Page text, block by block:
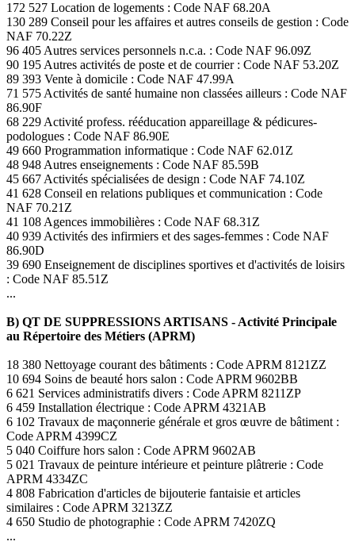
172 527 Location de logements : Code NAF 68.20A
130 289 Conseil pour les affaires et autres conseils de gestion : Code
NAF 70.22Z
96 405 Autres services personnels n.c.a. : Code NAF 96.09Z
90 195 Autres activités de poste et de courrier : Code NAF 53.20Z
89 393 Vente à domicile : Code NAF 47.99A
71 575 Activités de santé humaine non classées ailleurs : Code NAF
86.90F
68 229 Activité profess. rééducation appareillage & pédicures-
podologues : Code NAF 86.90E
49 660 Programmation informatique : Code NAF 62.01Z
48 948 Autres enseignements : Code NAF 85.59B
45 667 Activités spécialisées de design : Code NAF 74.10Z
41 628 Conseil en relations publiques et communication : Code
NAF 70.21Z
41 108 Agences immobilières : Code NAF 68.31Z
40 939 Activités des infirmiers et des sages-femmes : Code NAF
86.90D
39 690 Enseignement de disciplines sportives et d'activités de loisirs
: Code NAF 85.51Z
...
B) QT DE SUPPRESSIONS ARTISANS - Activité Principale
au Répertoire des Métiers (APRM)
18 380 Nettoyage courant des bâtiments : Code APRM 8121ZZ
10 694 Soins de beauté hors salon : Code APRM 9602BB
6 621 Services administratifs divers : Code APRM 8211ZP
6 459 Installation électrique : Code APRM 4321AB
6 102 Travaux de maçonnerie générale et gros œuvre de bâtiment :
Code APRM 4399CZ
5 040 Coiffure hors salon : Code APRM 9602AB
5 021 Travaux de peinture intérieure et peinture plâtrerie : Code
APRM 4334ZC
4 808 Fabrication d'articles de bijouterie fantaisie et articles
similaires : Code APRM 3213ZZ
4 650 Studio de photographie : Code APRM 7420ZQ
...